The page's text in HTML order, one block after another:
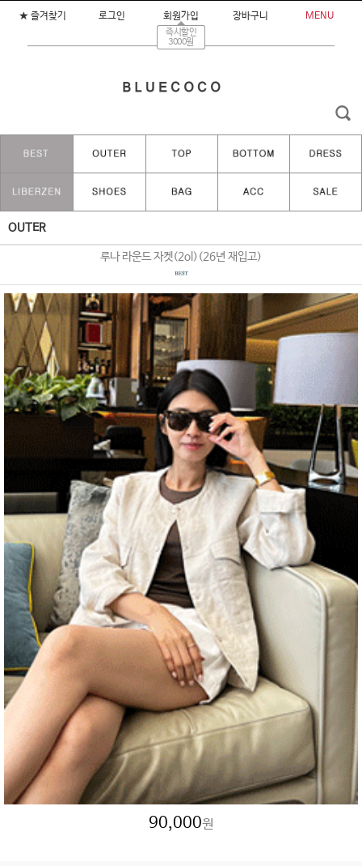
★ 즐겨찾기 로그인 회원가입
즉시할인
3000원
장바구니 MENU
OUTER
루나 라운드 자켓(2ol)(26년 재입고)
90,000원